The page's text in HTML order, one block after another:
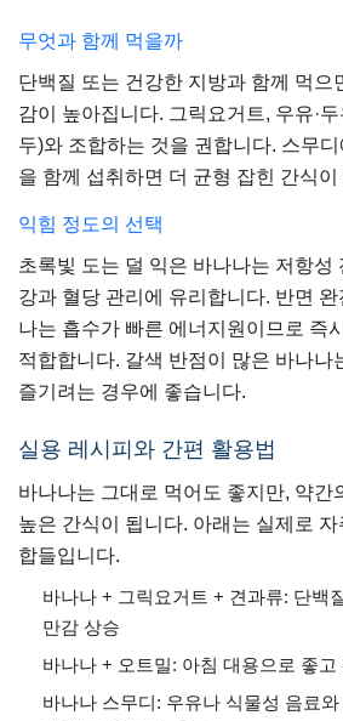
무엇과 함께 먹을까
단백질 또는 건강한 지방과 함께 먹으
감이 높아집니다. 그릭요거트, 우유·
두)와 조합하는 것을 권합니다. 스무
을 함께 섭취하면 더 균형 잡힌 간식이
익힘 정도의 선택
초록빛 도는 덜 익은 바나나는 저항성
강과 혈당 관리에 유리합니다. 반면
나는 흡수가 빠른 에너지원이므로 즉
적합합니다. 갈색 반점이 많은 바나나
즐기려는 경우에 좋습니다.
실용 레시피와 간편 활용법
바나나는 그대로 먹어도 좋지만, 약간
높은 간식이 됩니다. 아래는 실제로
합들입니다.
바나나 + 그릭요거트 + 견과류: 단백
만감 상승
바나나 + 오트밀: 아침 대용으로 좋고
바나나 스무디: 우유나 식물성 음료